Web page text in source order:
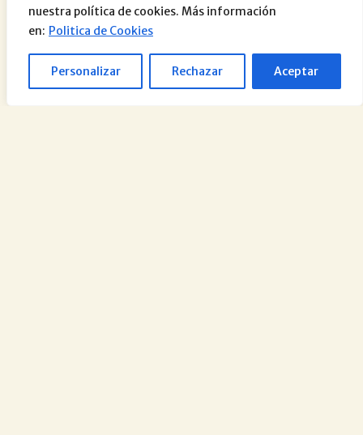
nuestra política de cookies. Más información
en: Politica de Cookies
Personalizar Rechazar Aceptar